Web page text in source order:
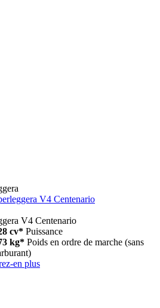
V4 Centenario
V4 Centenario
cv* Puissance
kg* Poids en ordre de marche (sans
en plus